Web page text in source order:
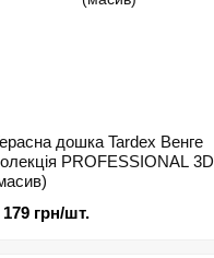
дошка Tardex Венге
PROFESSIONAL 3D
179 грн/шт.